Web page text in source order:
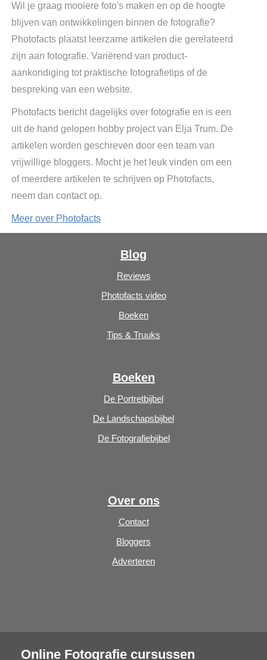
Wil je graag mooiere foto's maken en op de hoogte
blijven van ontwikkelingen binnen de fotografie?
Photofacts plaatst leerzame artikelen die gerelateerd
zijn aan fotografie. Variërend van product-
aankondiging tot praktische fotografietips of de
bespreking van een website.
Photofacts bericht dagelijks over fotografie en is een
uit de hand gelopen hobby project van Elja Trum. De
artikelen worden geschreven door een team van
vrijwillige bloggers. Mocht je het leuk vinden om een
of meerdere artikelen te schrijven op Photofacts,
neem dan contact op.
Meer over Photofacts
Blog
Reviews
Photofacts video
Boeken
Tips & Truuks
Boeken
De Portretbijbel
De Landschapsbijbel
De Fotografiebijbel
Over ons
Contact
Bloggers
Adverteren
Online Fotografie cursussen